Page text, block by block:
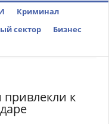
Криминал
сектор
Бизнес
к